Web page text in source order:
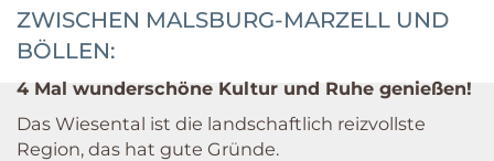
ZWISCHEN MALSBURG-MARZELL UND
BÖLLEN:
4 Mal wunderschöne Kultur und Ruhe genießen!
Das Wiesental ist die landschaftlich reizvollste
Region, das hat gute Gründe.